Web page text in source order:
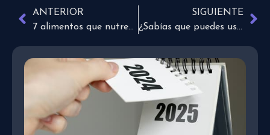
ANTERIOR
7 alimentos que nutren tu hígado
SIGUIENTE
¿Sabías que puedes usar la música como terapia emocional?